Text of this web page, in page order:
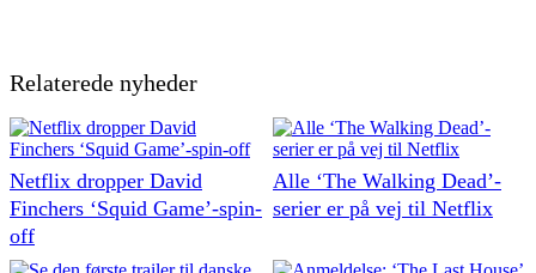
Relaterede nyheder
Netflix dropper David
Finchers ‘Squid Game’-spin-
off
Alle ‘The Walking Dead’-
serier er på vej til Netflix